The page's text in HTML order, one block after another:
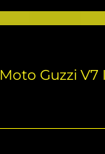
Moto Guzzi